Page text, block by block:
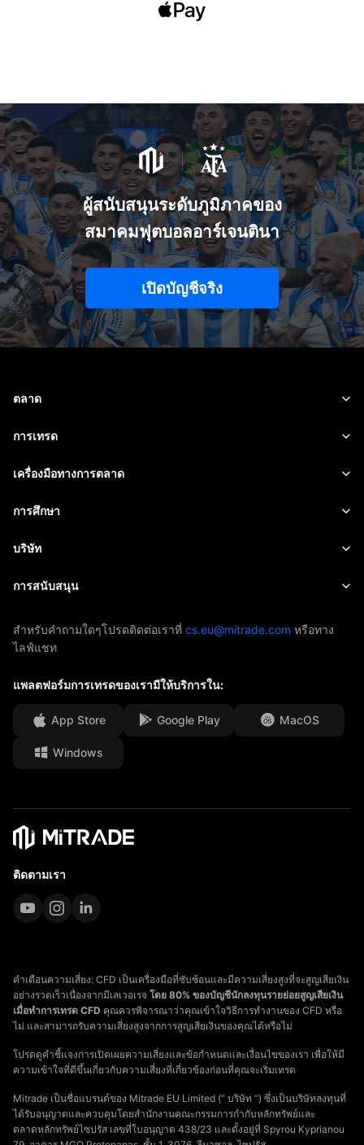
ผู้สนับสนุนระดับภูมิภาคของ
สมาคมฟุตบอลอาร์เจนตินา
เปิดบัญชีจริง
ตลาด
ฟอเร็กซ์
สินค้าโภคภัณฑ์
การเทรด
แพลตฟอร์มของเรา
การจัดการความเสี่ยง
เครื่องมือทางการตลาด
ปฏิทินทางเศรษฐกิจ
ข่าวสาร
การศึกษา
เริ่มต้น
EBook
บริษัท
เกี่ยวกับ Mitrade
รางวัลของเรา
ศูนย์มีเดีย
โอกาสในอาชีพ
เอกสารทางกฎหมาย
การสนับสนุน
ศูนย์ช่วยเหลือ
คำถามที่พบบ่อย
สำหรับคำถามใดๆโปรดติดต่อเราที่ cs.eu@mitrade.com หรือทาง
ไลฟ์แชท
แพลตฟอร์มการเทรดของเรามีให้บริการใน:
App Store Google Play MacOS
Windows
ติดตามเรา
คำเตือนความเสี่ยง: CFD เป็นเครื่องมือที่ซับซ้อนและมีความเสี่ยงสูงที่จะสูญเสียเงิน
อย่างรวดเร็วเนื่องจากมีเลเวอเรจ โดย 80% ของบัญชีนักลงทุนรายย่อยสูญเสียเงิน
เมื่อทำการเทรด CFD คุณควรพิจารณาว่าคุณเข้าใจวิธีการทำงานของ CFD หรือ
ไม่ และสามารถรับความเสี่ยงสูงจากการสูญเสียเงินของคุณได้หรือไม่
โปรดดูคำชี้แจงการเปิดเผยความเสี่ยงและข้อกำหนดและเงื่อนไขของเรา เพื่อให้มี
ความเข้าใจที่ดีขึ้นเกี่ยวกับความเสี่ยงที่เกี่ยวข้องก่อนที่คุณจะเริ่มเทรด
Mitrade เป็นชื่อแบรนด์ของ Mitrade EU Limited (“ บริษัท ”) ซึ่งเป็นบริษัทลงทุนที่
ได้รับอนุญาตและควบคุมโดยสำนักงานคณะกรรมการกำกับหลักทรัพย์และ
ตลาดหลักทรัพย์ไซปรัส เลขที่ใบอนุญาต 438/23 และตั้งอยู่ที่ Spyrou Kyprianou